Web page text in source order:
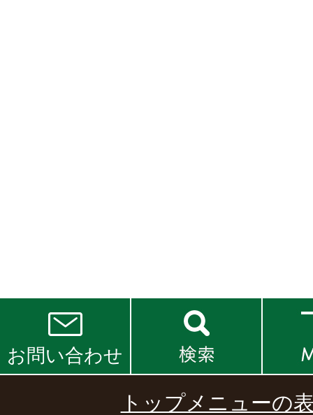
お問い合わせ
トップメニューの